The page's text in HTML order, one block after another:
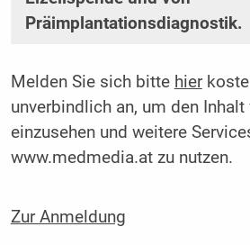
Präimplantationsdiagnostik.
Melden Sie sich bitte hier
unverbindlich an, um den
einzusehen und weitere
www.medmedia.at zu nutzen.
Zur Anmeldung